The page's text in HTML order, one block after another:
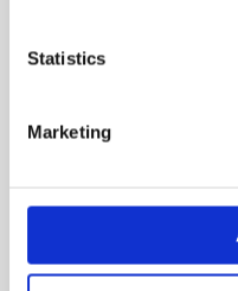
Statistics
Marketing
Starei parlando della
strategico (che non è
principale: la strategia